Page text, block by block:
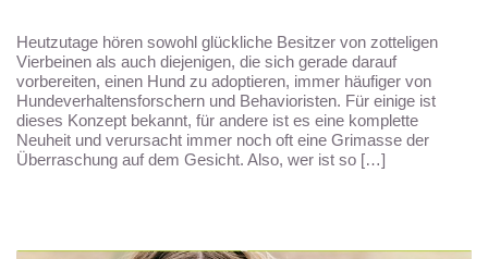
Heutzutage hören sowohl glückliche Besitzer von zotteligen
Vierbeinen als auch diejenigen, die sich gerade darauf
vorbereiten, einen Hund zu adoptieren, immer häufiger von
Hundeverhaltensforschern und Behavioristen. Für einige ist
dieses Konzept bekannt, für andere ist es eine komplette
Neuheit und verursacht immer noch oft eine Grimasse der
Überraschung auf dem Gesicht. Also, wer ist so […]